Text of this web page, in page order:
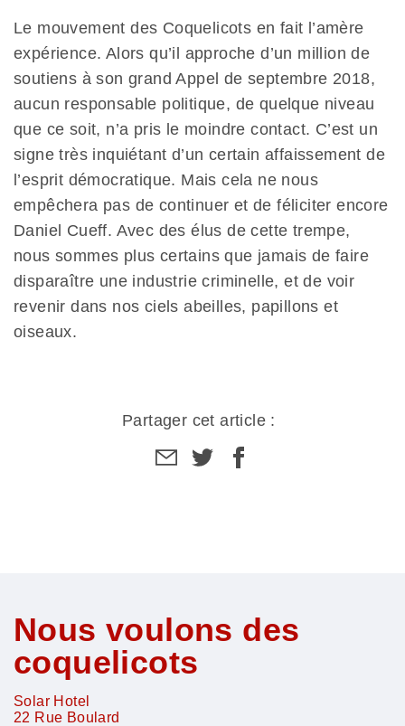
Le mouvement des Coquelicots en fait l’amère
expérience. Alors qu’il approche d’un million de
soutiens à son grand Appel de septembre 2018,
aucun responsable politique, de quelque niveau
que ce soit, n’a pris le moindre contact. C’est un
signe très inquiétant d’un certain affaissement de
l’esprit démocratique. Mais cela ne nous
empêchera pas de continuer et de féliciter encore
Daniel Cueff. Avec des élus de cette trempe,
nous sommes plus certains que jamais de faire
disparaître une industrie criminelle, et de voir
revenir dans nos ciels abeilles, papillons et
oiseaux.
Partager cet article :
PartagerPartagerPartager
sur
Nous voulons des
coquelicots
Solar Hotel
22 Rue Boulard